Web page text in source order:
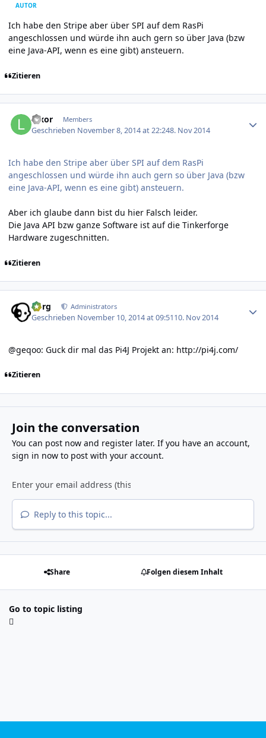
AUTOR
Ich habe den Stripe aber über SPI auf dem RasPi
angeschlossen und würde ihn auch gern so über Java (bzw
eine Java-API, wenn es eine gibt) ansteuern.
Zitieren
luxor Members
Geschrieben November 8, 2014 at 22:248. Nov 2014
Ich habe den Stripe aber über SPI auf dem RasPi
angeschlossen und würde ihn auch gern so über Java (bzw
eine Java-API, wenn es eine gibt) ansteuern.
Aber ich glaube dann bist du hier Falsch leider.
Die Java API bzw ganze Software ist auf die Tinkerforge
Hardware zugeschnitten.
Zitieren
borg Administrators
Geschrieben November 10, 2014 at 09:5110. Nov 2014
@geqoo: Guck dir mal das Pi4J Projekt an: http://pi4j.com/
Zitieren
Join the conversation
You can post now and register later. If you have an account,
sign in nowto post with your account.
Reply to this topic...
Share Folgen diesem Inhalt
Go to topic listing